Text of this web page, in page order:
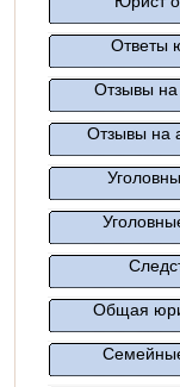
Ответы
Отзывы на
Отзывы на
Общая